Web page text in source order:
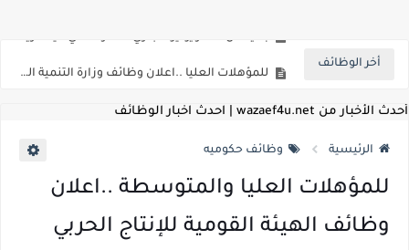
أخر الوظائف للمؤهلات العليا ..اعلان وظائف وزارة التنمية المحلية " اخصائي تخطيط - مهندس - اخصائي حاسبات - باحث قانوني " والتقديم الكتروني بتاريخ 15-7-2026
أحدث الأخبار من wazaef4u.net | احدث اخبار الوظائف
الرئيسية وظائف حكوميه
للمؤهلات العليا والمتوسطة ..اعلان
وظائف الهيئة القومية للإنتاج الحربي